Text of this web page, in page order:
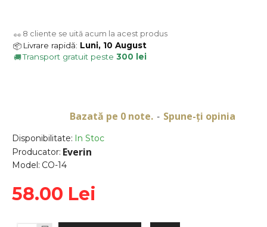
Disponibilitate: In Stoc
Producator: Everin
Model: CO-14
Bazată pe 0 note. - Spune-ţi opinia
58.00 Lei
👀 8 cliente se uită acum la acest produs
📦 Livrare rapidă: Luni, 10 August
🚚Transport gratuit peste 300 lei